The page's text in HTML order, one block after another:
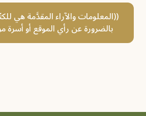
((المعلومات والآراء المقدَّمة هي
بالضرورة عن رأي الموقع أو أسرة